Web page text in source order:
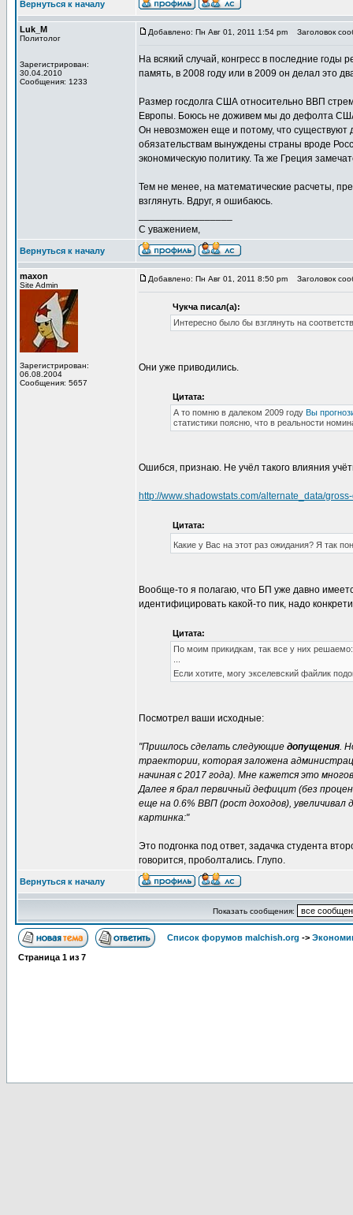
Вернуться к началу
Luk_M
Политолог
Зарегистрирован:
30.04.2010
Сообщения: 1233
Добавлено: Пн Авг 01, 2011 1:54 pm Заголовок
На всякий случай, конгресс в последние
память, в 2008 году или в 2009 он делал это
Размер госдолга США относительно ВВП
Европы. Боюсь не доживем мы до дефолта
Он невозможен еще и потому, что
обязательствам вынуждены страны вроде
экономическую политику. Та же Греция
Тем не менее, на математические расчеты,
взглянуть. Вдруг, я ошибаюсь.
С уважением,
Вернуться к началу
maxon
Site Admin
Зарегистрирован:
06.08.2004
Сообщения: 5657
Добавлено: Пн Авг 01, 2011 8:50 pm Заголовок
Чукча писал(а):
Интересно было бы взглянуть на
Они уже приводились.
Цитата:
А то помню в далеком 2009 году Вы
статистики поясню, что в реальности
Ошибся, признаю. Не учёл такого влияния
http://www.shadowstats.com/alternate_data/
Цитата:
Какие у Вас на этот раз ожидания? Я так
Вообще-то я полагаю, что БП уже давно
идентифицировать какой-то пик, надо
Цитата:
По моим прикидкам, так все у них решаемо:
Если хотите, могу экселевский файлик
Посмотрел ваши исходные:
"Пришлось сделать следующие допущения.
траектории, которая заложена
начиная с 2017 года). Мне кажется это
Далее я брал первичный дефицит (без
еще на 0.6% ВВП (рост доходов),
картинка:"
Это подгонка под ответ, задачка студента
говорится, проболтались. Глупо.
Вернуться к началу
Показать сообщения:
Список форумов malchish.org ->
Страница 1 из 7